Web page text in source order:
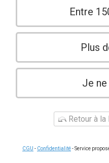
Entre
Plus
Je
Retour à
CGU - Confidentialité- Service